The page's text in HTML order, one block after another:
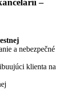
a nebezpečné
klienta na